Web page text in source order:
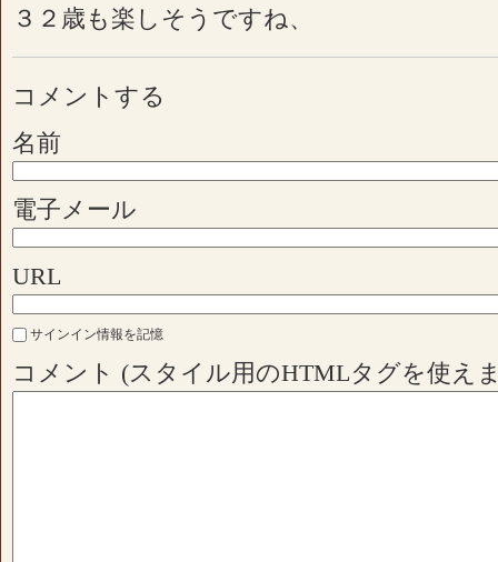
３２歳も楽しそうですね、
コメントする
名前
電子メール
URL
サインイン情報を記憶
コメント (スタイル用のHTMLタグを使え